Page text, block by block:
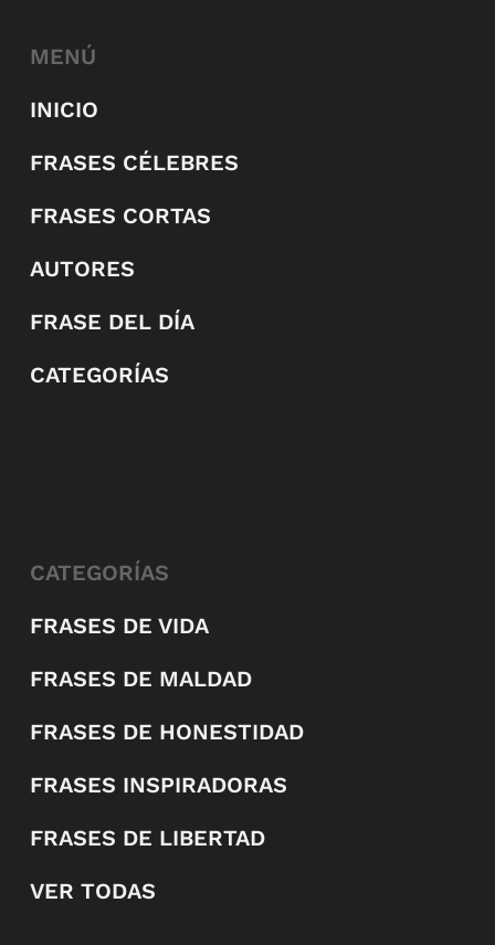
MENÚ
INICIO
FRASES CÉLEBRES
FRASES CORTAS
AUTORES
FRASE DEL DÍA
CATEGORÍAS
CATEGORÍAS
FRASES DE VIDA
FRASES DE MALDAD
FRASES DE HONESTIDAD
FRASES INSPIRADORAS
FRASES DE LIBERTAD
VER TODAS